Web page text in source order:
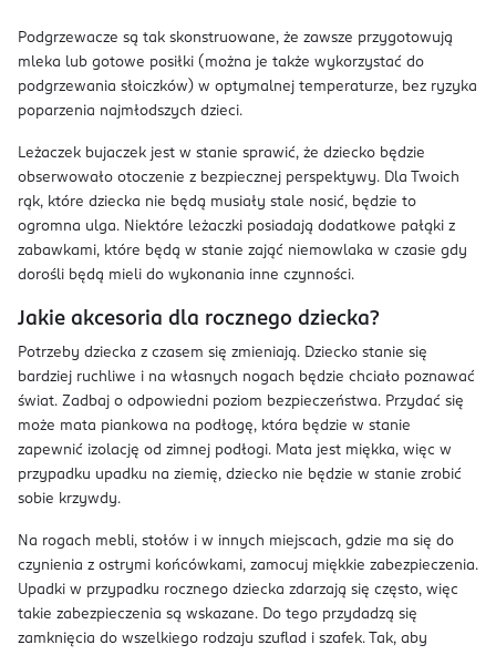
Podgrzewacze są tak skonstruowane, że zawsze przygotowują
mleka lub gotowe posiłki (można je także wykorzystać do
podgrzewania słoiczków) w optymalnej temperaturze, bez ryzyka
poparzenia najmłodszych dzieci.
Leżaczek bujaczek jest w stanie sprawić, że dziecko będzie
obserwowało otoczenie z bezpiecznej perspektywy. Dla Twoich
rąk, które dziecka nie będą musiały stale nosić, będzie to
ogromna ulga. Niektóre leżaczki posiadają dodatkowe pałąki z
zabawkami, które będą w stanie zająć niemowlaka w czasie gdy
dorośli będą mieli do wykonania inne czynności.
Jakie akcesoria dla rocznego dziecka?
Potrzeby dziecka z czasem się zmieniają. Dziecko stanie się
bardziej ruchliwe i na własnych nogach będzie chciało poznawać
świat. Zadbaj o odpowiedni poziom bezpieczeństwa. Przydać się
może mata piankowa na podłogę, która będzie w stanie
zapewnić izolację od zimnej podłogi. Mata jest miękka, więc w
przypadku upadku na ziemię, dziecko nie będzie w stanie zrobić
sobie krzywdy.
Na rogach mebli, stołów i w innych miejscach, gdzie ma się do
czynienia z ostrymi końcówkami, zamocuj miękkie zabezpieczenia.
Upadki w przypadku rocznego dziecka zdarzają się często, więc
takie zabezpieczenia są wskazane. Do tego przydadzą się
zamknięcia do wszelkiego rodzaju szuflad i szafek. Tak, aby